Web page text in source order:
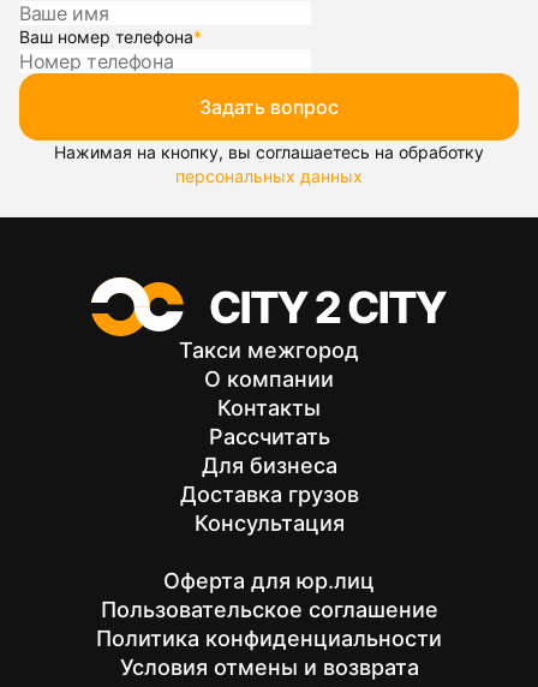
Ваш номер телефона*
Задать вопрос
Нажимая на кнопку, вы соглашаетесь на обработку
персональных данных
Такси межгород
О компании
Контакты
Рассчитать
Для бизнеса
Доставка грузов
Консультация
Оферта для юр.лиц
Пользовательское соглашение
Политика конфиденциальности
Условия отмены и возврата